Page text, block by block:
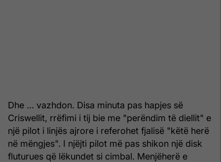
Dhe ... vazhdon. Disa minuta pas hapjes së
Criswellit, rrëfimi i tij bie me "perëndim të diellit" e
një pilot i linjës ajrore i referohet fjalisë "këtë herë
në mëngjes". I njëjti pilot më pas shikon një disk
fluturues që lëkundet si cimbal. Menjëherë e